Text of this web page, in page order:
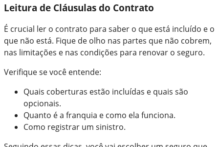
Leitura de Cláusulas do Contrato
É crucial ler o contrato para saber o que está incluído e o
que não está. Fique de olho nas partes que não cobrem,
nas limitações e nas condições para renovar o seguro.
Verifique se você entende:
Quais coberturas estão incluídas e quais são
opcionais.
Quanto é a franquia e como ela funciona.
Como registrar um sinistro.